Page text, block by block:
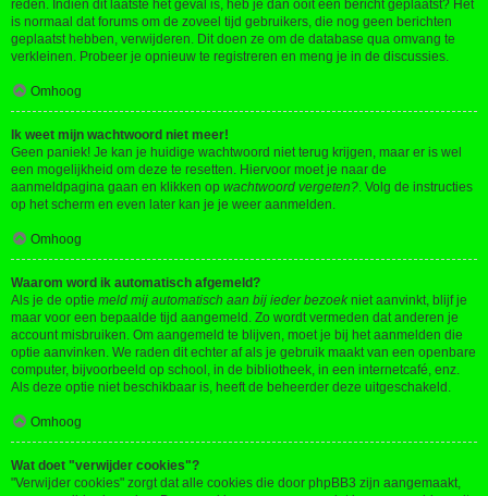
reden. Indien dit laatste het geval is, heb je dan ooit een bericht geplaatst? Het
is normaal dat forums om de zoveel tijd gebruikers, die nog geen berichten
geplaatst hebben, verwijderen. Dit doen ze om de database qua omvang te
verkleinen. Probeer je opnieuw te registreren en meng je in de discussies.
Omhoog
Ik weet mijn wachtwoord niet meer!
Geen paniek! Je kan je huidige wachtwoord niet terug krijgen, maar er is wel
een mogelijkheid om deze te resetten. Hiervoor moet je naar de
aanmeldpagina gaan en klikken op wachtwoord vergeten?. Volg de instructies
op het scherm en even later kan je je weer aanmelden.
Omhoog
Waarom word ik automatisch afgemeld?
Als je de optie meld mij automatisch aan bij ieder bezoek niet aanvinkt, blijf je
maar voor een bepaalde tijd aangemeld. Zo wordt vermeden dat anderen je
account misbruiken. Om aangemeld te blijven, moet je bij het aanmelden die
optie aanvinken. We raden dit echter af als je gebruik maakt van een openbare
computer, bijvoorbeeld op school, in de bibliotheek, in een internetcafé, enz.
Als deze optie niet beschikbaar is, heeft de beheerder deze uitgeschakeld.
Omhoog
Wat doet "verwijder cookies"?
"Verwijder cookies" zorgt dat alle cookies die door phpBB3 zijn aangemaakt,